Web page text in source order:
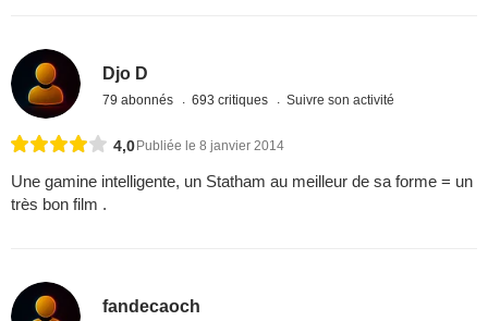
Djo D
79 abonnés 693 critiques Suivre son activité
4,0Publiée le 8 janvier 2014
Une gamine intelligente, un Statham au meilleur de sa forme = un
très bon film .
fandecaoch